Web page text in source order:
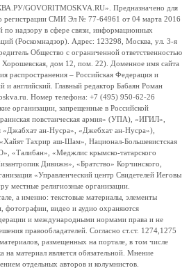
GOVORITMOSKVA.RU». Предназначено для
о регистрации СМИ Эл № 77-64961 от 04 марта 2016
надзору в сфере связи, информационных
(Роскомнадзор). Адрес: 123298, Москва, ул. 3-я
Общество с ограниченной ответственностью
дом 12, пом. 22). Доменное имя сайта
распространения – Российская Федерация и
и английский. Главный редактор Бабаян Роман
Номер телефона: +7 (495) 950-62-26
организации, запрещенные в Российской
повстанческая армия» (УПА), «ИГИЛ»,
ан-Нусра», «Джебхат ан-Нусра»),
Тахрир аш-Шам», Национал-Большевистская
«Талибан», «Меджлис крымско-татарского
Дивижн», «Братство» Корчинского,
«Управленческий центр Свидетелей Иеговы
местные религиозные организации.
а именно: текстовые материалы, элементы
фотографии, видео и аудио охраняются
и международными нормами права и не
правообладателей. Согласно ст.ст. 1274,1275
размещенных на портале, в том числе
на материал является обязательной. Мнение
отдельных авторов и колумнистов.